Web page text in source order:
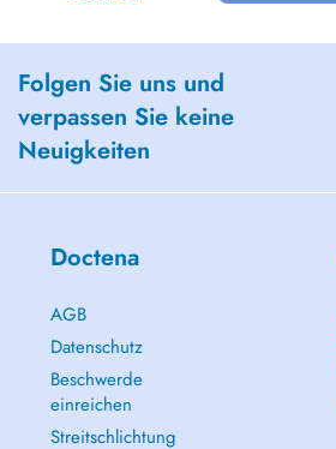
Folgen Sie uns und
verpassen Sie keine
Neuigkeiten
Doctena
AGB
Datenschutz
Beschwerde
einreichen
Streitschlichtung